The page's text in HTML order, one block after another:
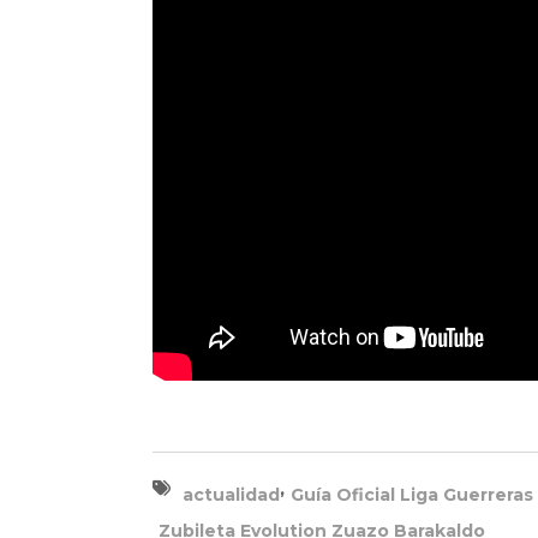
actualidad , Guía Oficial Liga
Zubileta Evolution Zuazo Barakaldo